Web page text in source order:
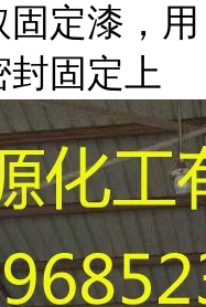
定漆，用
固定上